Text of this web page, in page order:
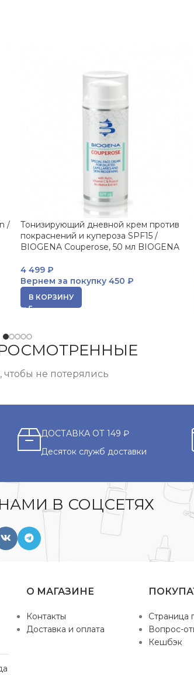
/
Тонизирующий дневной крем против
покраснений и купероза SPF15 /
BIOGENA Couperose, 50 мл BIOGENA
4 499 ₽
Вернем за покупку 450 ₽
В КОРЗИНУ
чтобы не потерялись
ДОСТАВКА ОТ 149 ₽
Десяток служб доставки
В СОЦСЕТЯХ
О МАГАЗИНЕ
Контакты
Доставка и оплата
Страница
Вопрос-
Кешбэк